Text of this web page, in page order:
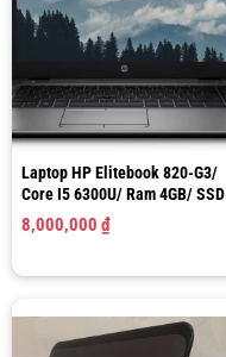
Laptop HP Elitebook 820-G3/
Core I5 6300U/ Ram 4GB/ SSD
128GB/ Intel HD Graphics 520/
LCD 12.5″ HD
8,000,000 ₫